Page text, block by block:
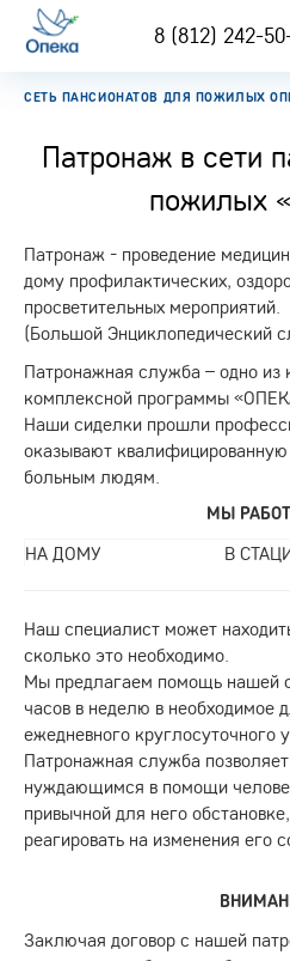
8 (812) 242-
СЕТЬ ПАНСИОНАТОВ ДЛЯ ПОЖИЛЫХ
Патронаж в сети
пожилых
Патронаж - проведение
дому профилактических,
просветительных мероприятий.
(Большой Энциклопедический
Патронажная служба – одно из
комплексной программы
Наши сиделки прошли
оказывают
больным людям.
МЫ
НА ДОМУ В
Наш специалист может
сколько это необходимо.
Мы предлагаем помощь нашей
часов в неделю в необходимое
ежедневного круглосуточного
Патронажная служба
нуждающимся в помощи
привычной для него
реагировать на изменения его
Заключая договор с нашей